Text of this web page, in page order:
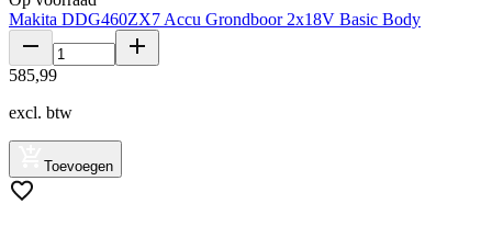
Makita DDG460ZX7 Accu Grondboor 2x18V Basic Body
585,99
excl. btw
Toevoegen